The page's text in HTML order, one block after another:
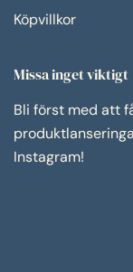
Köpvillkor
Missa inget viktigt
Bli först med att
Instagram!